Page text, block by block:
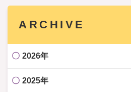
ARCHIVE
2026年
2025年